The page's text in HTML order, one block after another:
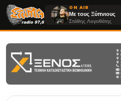
ON AIR
Με τους Ξύπνιους
Στάθης Λογοθέτης